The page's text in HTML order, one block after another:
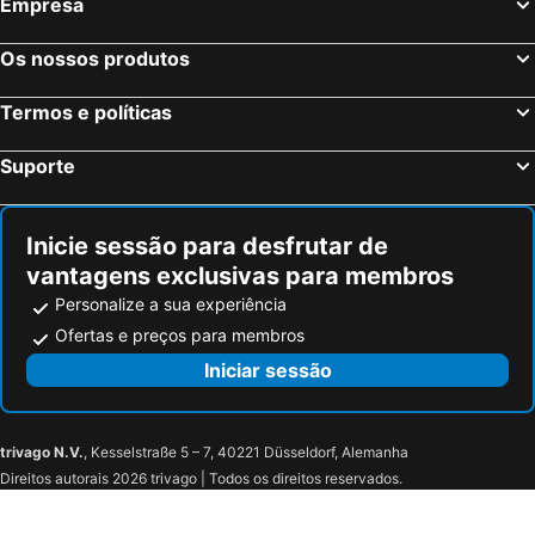
Munique, Baviera Hotéis
Frankfurt, Hesse Hotéis
Dusseldorf, Renânia do Norte-Vestfália Hotéis
Dresden, Saxónia Hotéis
Os nossos produtos
Termos e políticas
Suporte
Inicie sessão para desfrutar de
vantagens exclusivas para membros
Personalize a sua experiência
Ofertas e preços para membros
Iniciar sessão
trivago N.V., Kesselstraße 5 – 7, 40221 Düsseldorf, Alemanha
Direitos autorais 2026 trivago | Todos os direitos reservados.